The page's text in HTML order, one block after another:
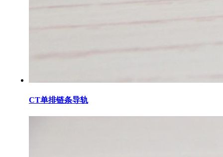
CT单排链条导轨